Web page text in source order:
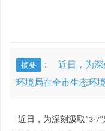
摘要
: 近日，为深
环境局在全市生态环
近日，为深刻汲取 “3·7”